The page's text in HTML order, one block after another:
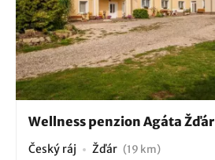
Wellness penzion Agáta Žďár
Český ráj Žďár (19 km)